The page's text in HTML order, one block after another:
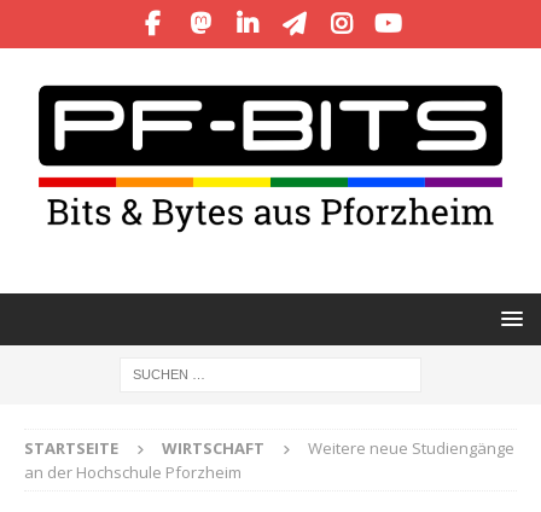
STARTSEITE WIRTSCHAFT
Weitere neue Studiengänge
an der Hochschule Pforzheim